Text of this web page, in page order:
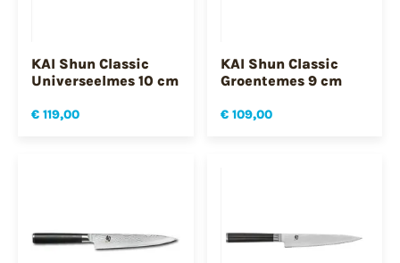
KAI Shun Classic
Universeelmes 10 cm
€ 119,00
KAI Shun Classic
Groentemes 9 cm
€ 109,00